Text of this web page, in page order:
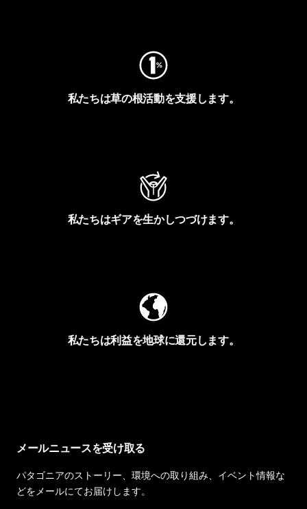
私たちは草の根活動を支援します。
私たちはギアを生かしつづけます。
私たちは利益を地球に還元します。
メールニュースを受け取る
パタゴニアのストーリー、環境への取り組み、イベント情報な
どをメールにてお届けします。